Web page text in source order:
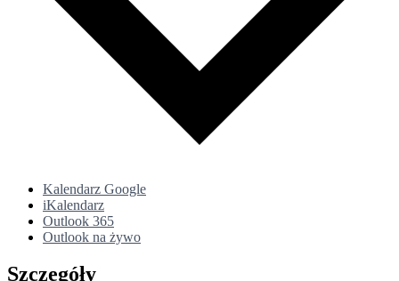
Kalendarz Google
iKalendarz
Outlook 365
Outlook na żywo
Szczegóły